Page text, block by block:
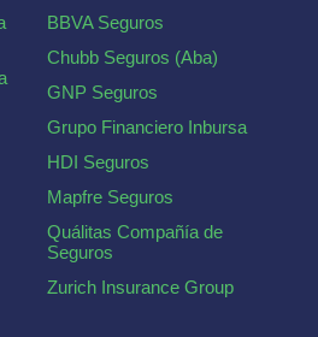
BBVA Seguros
Chubb Seguros (Aba)
GNP Seguros
Grupo Financiero Inbursa
HDI Seguros
Mapfre Seguros
Quálitas Compañía de
Seguros
Zurich Insurance Group